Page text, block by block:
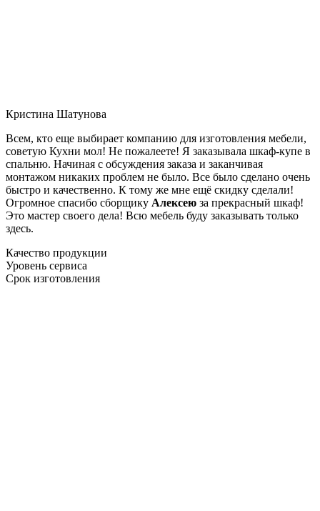
Кристина Шатунова
Всем, кто еще выбирает компанию для изготовления мебели,
советую Кухни мол! Не пожалеете! Я заказывала шкаф-купе в
спальню. Начиная с обсуждения заказа и заканчивая
монтажом никаких проблем не было. Все было сделано очень
быстро и качественно. К тому же мне ещё скидку сделали!
Огромное спасибо сборщику Алексею за прекрасный шкаф!
Это мастер своего дела! Всю мебель буду заказывать только
здесь.
Качество продукции
Уровень сервиса
Срок изготовления